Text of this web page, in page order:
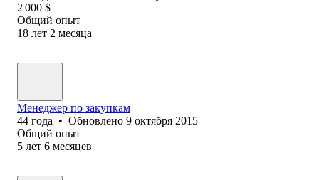
2 000 $
Общий опыт
18 лет 2 месяца
Менеджер по закупкам
44 года • Обновлено 9 октября 2015
Общий опыт
5 лет 6 месяцев